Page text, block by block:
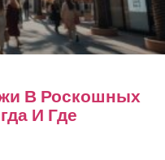
В Роскошных
И Где